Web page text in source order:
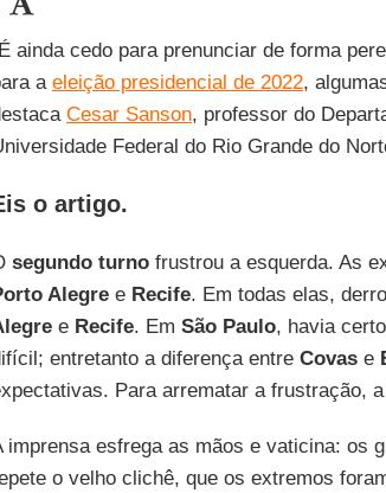
ainda cedo para prenunciar de forma
a eleição presidencial de 2022,
Cesar Sanson, professor do
Federal do Rio Grande do
o artigo.
segundo turnofrustrou a esquerda. As
Alegree Recife. Em todas elas,
e Recife. Em São Paulo, havia certo
entretanto a diferença entre Covase
Para arrematar a frustração,
imprensa esfrega as mãos e vaticina: os
o velho clichê, que os extremos